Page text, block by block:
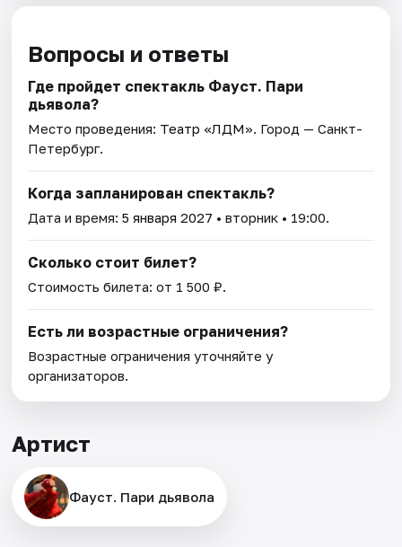
Вопросы и ответы
Где пройдет спектакль Фауст. Пари
дьявола?
Место проведения: Театр «ЛДМ». Город — Санкт-
Петербург.
Когда запланирован спектакль?
Дата и время:5 января 2027 • вторник • 19:00.
Сколько стоит билет?
Стоимость билета: от 1 500 ₽.
Есть ли возрастные ограничения?
Возрастные ограничения уточняйте у
организаторов.
Артист
Фауст. Пари дьявола